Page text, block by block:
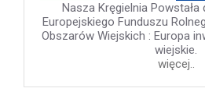
Nasza Kręgielnia
Europejskiego Funduszu
Obszarów Wiejskich : Europa
wiejskie.
więcej..